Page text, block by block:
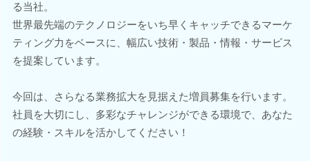
る当社。
世界最先端のテクノロジーをいち早くキャッチできるマーケ
ティング力をベースに、幅広い技術・製品・情報・サービス
を提案しています。
今回は、さらなる業務拡大を見据えた増員募集を行います。
社員を大切にし、多彩なチャレンジができる環境で、あなた
の経験・スキルを活かしてください！